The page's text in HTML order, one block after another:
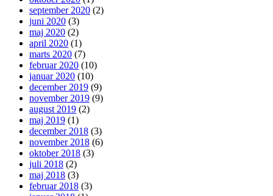
september 2020 (2)
juni 2020 (3)
maj 2020 (2)
april 2020 (1)
marts 2020 (7)
februar 2020 (10)
januar 2020 (10)
december 2019 (9)
november 2019 (9)
august 2019 (2)
maj 2019 (1)
december 2018 (3)
november 2018 (6)
oktober 2018 (3)
juli 2018 (2)
maj 2018 (3)
februar 2018 (3)